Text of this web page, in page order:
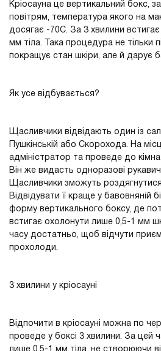
Кріосауна це вертикальний бокс,
повітрям, температура якого на
досягає -70С. За 3 хвилини
мм тіла. Така процедура не тільки
покращує стан шкіри, але й дарує
Як усе відбувається?
Щасливчики відвідають один із
Пушкінській або Скорохода. На
адміністратор та проведе до
Він же видасть одноразові
Щасливчики зможуть роздягнутися
Відвідувати її краще у бавовняній
форму вертикального боксу, де
встигає охолонути лише 0,5-1 мм
часу достатньо, щоб відчути
прохолоди.
3 хвилини у кріосауні
Відпочити в кріосауні можна по
проведе у боксі 3 хвилини. За цей